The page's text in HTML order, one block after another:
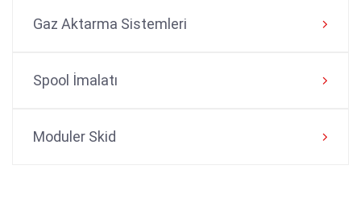
Gaz Aktarma Sistemleri
Spool İmalatı
Moduler Skid